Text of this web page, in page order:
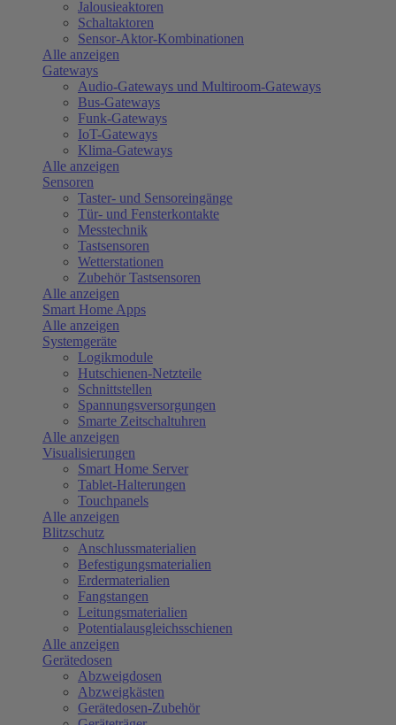
Jalousieaktoren
Schaltaktoren
Sensor-Aktor-Kombinationen
Alle anzeigen
Gateways
Audio-Gateways und Multiroom-Gateways
Bus-Gateways
Funk-Gateways
IoT-Gateways
Klima-Gateways
Alle anzeigen
Sensoren
Taster- und Sensoreingänge
Tür- und Fensterkontakte
Messtechnik
Tastsensoren
Wetterstationen
Zubehör Tastsensoren
Alle anzeigen
Smart Home Apps
Alle anzeigen
Systemgeräte
Logikmodule
Hutschienen-Netzteile
Schnittstellen
Spannungsversorgungen
Smarte Zeitschaltuhren
Alle anzeigen
Visualisierungen
Smart Home Server
Tablet-Halterungen
Touchpanels
Alle anzeigen
Blitzschutz
Anschlussmaterialien
Befestigungsmaterialien
Erdermaterialien
Fangstangen
Leitungsmaterialien
Potentialausgleichsschienen
Alle anzeigen
Gerätedosen
Abzweigdosen
Abzweigkästen
Gerätedosen-Zubehör